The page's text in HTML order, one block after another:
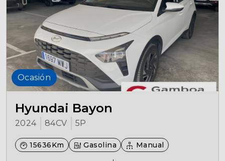
Ocasión
Hyundai Bayon
2024 84CV 5P
15636Km Gasolina Manual